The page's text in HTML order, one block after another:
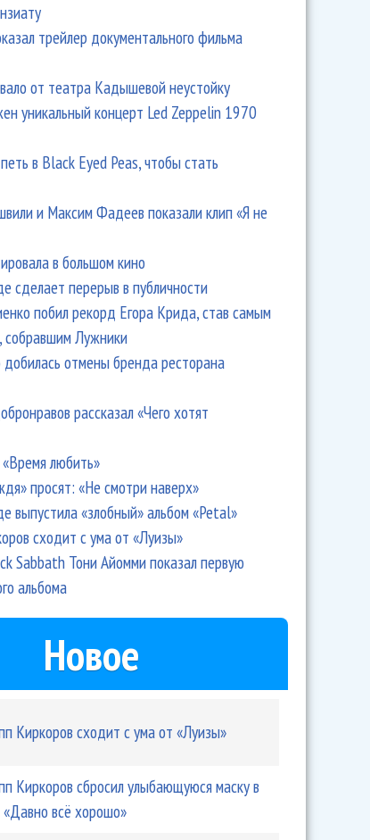
голову фотографу
спели с детьми
вновь меняет правила
нового клипа «Дискотеки Авария»
трейлер документального фильма
от театра Кадышевой неустойку
уникальный концерт Led Zeppelin 1970
в Black Eyed Peas, чтобы стать
и Максим Фадеев показали клип «Я не
в большом кино
сделает перерыв в публичности
побил рекорд Егора Крида, став самым
Лужники
добилась отмены бренда ресторана
рассказал «Чего хотят
любить»
просят: «Не смотри наверх»
выпустила «злобный» альбом «Petal»
сходит с ума от «Луизы»
Sabbath Тони Айомми показал первую
альбома
Новое
Киркоров сходит с ума от «Луизы»
Киркоров сбросил улыбающуюся маску в
«Давно всё хорошо»